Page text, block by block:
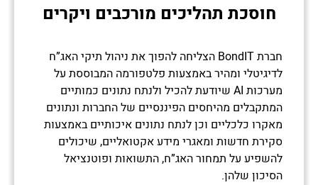
חוסכת תהליכים מורכבים ויקרים
חברת BondIT הצליחה להפוך את ניהול תיקי האג”ח
לדיגיטלי ומהיר באמצעות פלטפורמה המבוססת על
מערכות AI שיודעת להכיל ולנתח נתונים כמותיים
המתקבלים מהיחסים הפיננסיים של החברות ונתונים
מאקרו כלכליים וכן לנתח נתונים איכותיים באמצעות
סקירת חדשות ומאגרי מידע אקטואליים, שיכולים
להשפיע על תמחור האג”ח, התשואות ופוטנציאל
הסיכון שלהן.